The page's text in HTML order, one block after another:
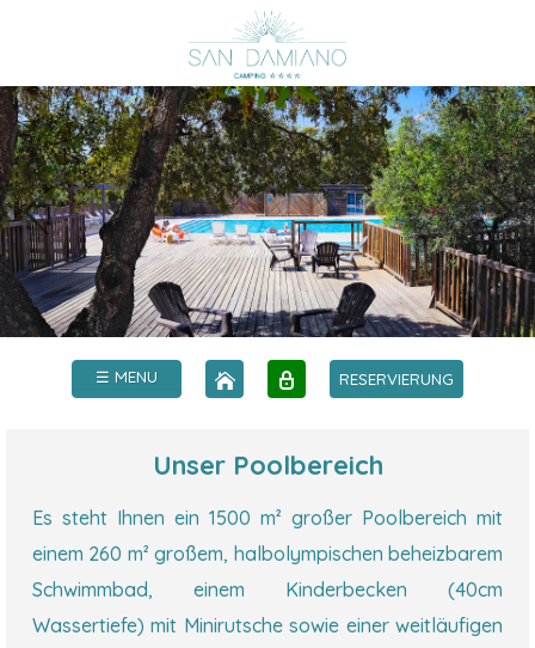
☰ MENU RESERVIERUNG
Unser Poolbereich
Es steht Ihnen ein 1500 m² großer Poolbereich mit
einem 260 m² großem, halbolympischen beheizbarem
Schwimmbad, einem Kinderbecken (40cm
Wassertiefe) mit Minirutsche sowie einer weitläufigen